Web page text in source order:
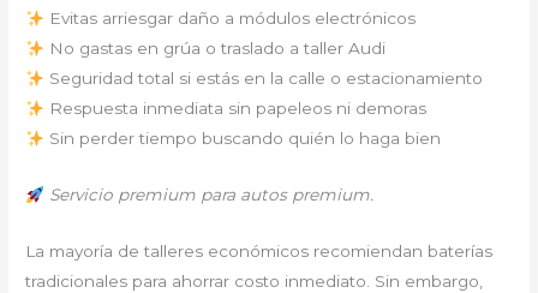
Evitas arriesgar daño a módulos electrónicos
No gastas en grúa o traslado a taller Audi
Seguridad total si estás en la calle o estacionamiento
Respuesta inmediata sin papeleos ni demoras
Sin perder tiempo buscando quién lo haga bien
Servicio premium para autos premium.
La mayoría de talleres económicos recomiendan baterías
tradicionales para ahorrar costo inmediato. Sin embargo,